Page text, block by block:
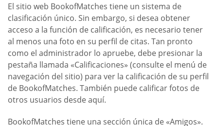
El sitio web BookofMatches tiene un sistema de
clasificación único. Sin embargo, si desea obtener
acceso a la función de calificación, es necesario tener
al menos una foto en su perfil de citas. Tan pronto
como el administrador lo apruebe, debe presionar la
pestaña llamada «Calificaciones» (consulte el menú de
navegación del sitio) para ver la calificación de su perfil
de BookofMatches. También puede calificar fotos de
otros usuarios desde aquí.
BookofMatches tiene una sección única de «Amigos».